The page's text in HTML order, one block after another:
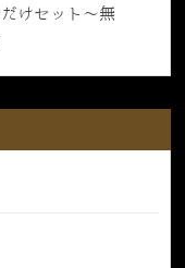
けセット〜無